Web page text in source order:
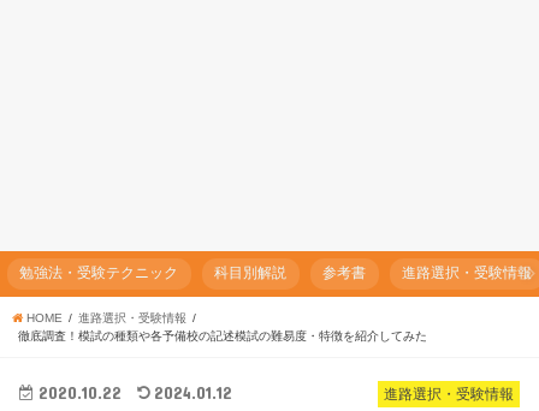
勉強法・受験テクニック 科目別解説 参考書 進路選択・受験情報
HOME
進路選択・受験情報
徹底調査！模試の種類や各予備校の記述模試の難易度・特徴を紹介してみた
進路選択・受験情報
2020.10.22 2024.01.12